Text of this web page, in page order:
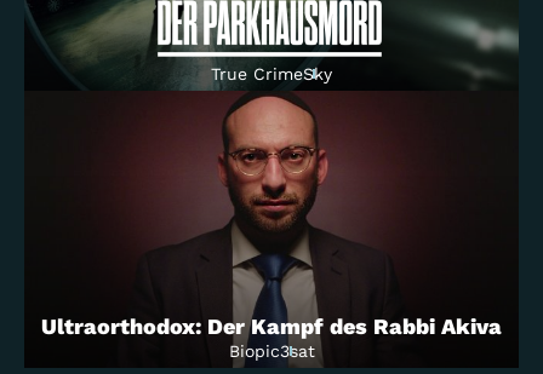
Die Garmisch-Cops
CrimeZDF
Für immer Sommer
CrimeDas Erste
Die Rosenheim-Cops: Ein eiskalter Mord
Crime/ComedyZDF
Die Glasbläserin
Drama arte
True CrimeSky
Ultraorthodox: Der Kampf des Rabbi Akiva
Biopic3sat